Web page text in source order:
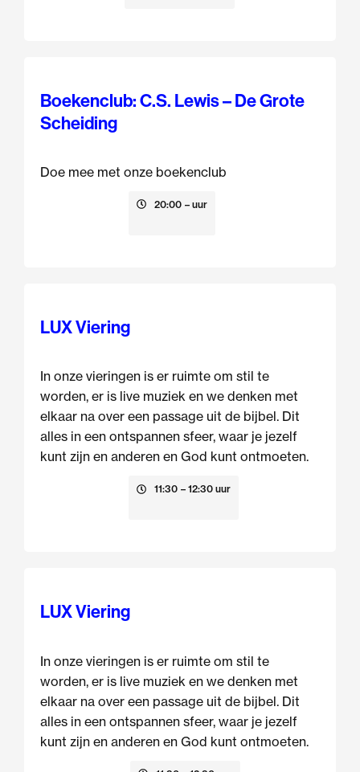
Boekenclub: C.S. Lewis – De Grote
Scheiding
Doe mee met onze boekenclub
20:00 – uur
LUX Viering
In onze vieringen is er ruimte om stil te
worden, er is live muziek en we denken met
elkaar na over een passage uit de bijbel. Dit
alles in een ontspannen sfeer, waar je jezelf
kunt zijn en anderen en God kunt ontmoeten.
11:30 – 12:30 uur
LUX Viering
In onze vieringen is er ruimte om stil te
worden, er is live muziek en we denken met
elkaar na over een passage uit de bijbel. Dit
alles in een ontspannen sfeer, waar je jezelf
kunt zijn en anderen en God kunt ontmoeten.